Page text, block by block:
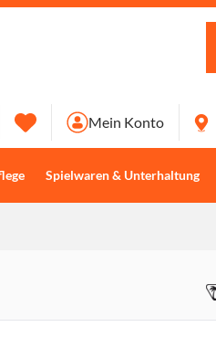
Spielwaren & Unterhaltung
Mein Konto